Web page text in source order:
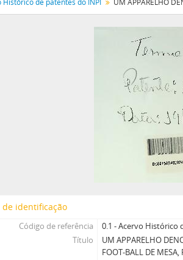
Histórico de patentes do INPI
de identificação
Código de referência
0.1 - Acervo Histórico
Título
UM APPARELHO
FOOT-BALL DE